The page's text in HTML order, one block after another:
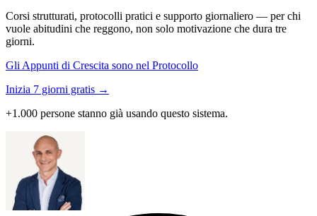
Corsi strutturati, protocolli pratici e supporto giornaliero — per chi
vuole abitudini che reggono, non solo motivazione che dura tre
giorni.
Gli Appunti di Crescita sono nel Protocollo
Inizia 7 giorni gratis →
+1.000 persone stanno già usando questo sistema.